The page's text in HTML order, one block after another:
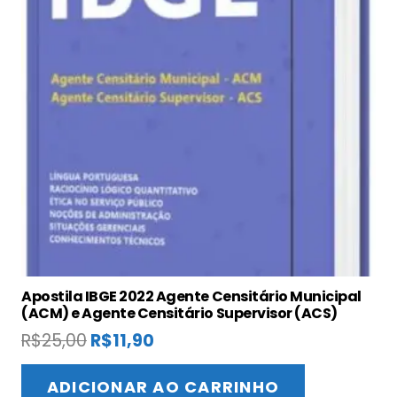
Apostila IBGE 2022 Agente Censitário Municipal
(ACM) e Agente Censitário Supervisor (ACS)
R$25,00O
preço
original
R$11,90
preço
atual
ADICIONAR AO CARRINHO